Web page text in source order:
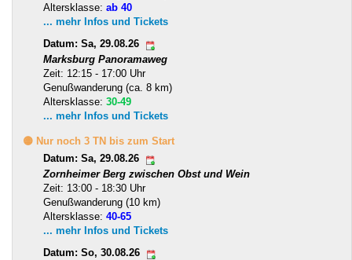
Altersklasse: ab 40
... mehr Infos und Tickets
Datum: Sa, 29.08.26
Marksburg Panoramaweg
Zeit: 12:15 - 17:00 Uhr
Genußwanderung (ca. 8 km)
Altersklasse: 30-49
... mehr Infos und Tickets
🟡 Nur noch 3 TN bis zum Start
Datum: Sa, 29.08.26
Zornheimer Berg zwischen Obst und Wein
Zeit: 13:00 - 18:30 Uhr
Genußwanderung (10 km)
Altersklasse: 40-65
... mehr Infos und Tickets
Datum: So, 30.08.26